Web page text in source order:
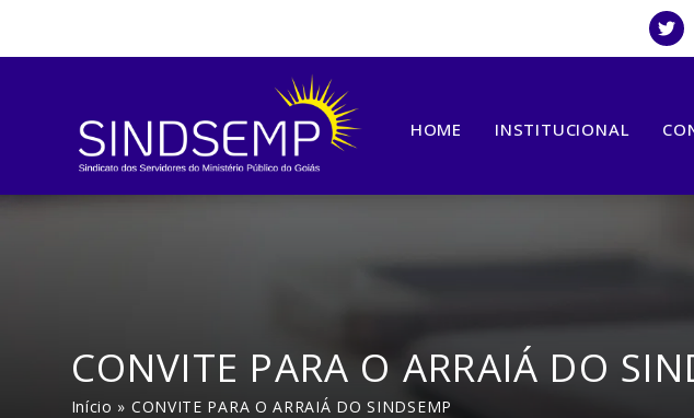
HOME INSTITUCIONAL
CONVITE PARA O ARRAIÁ DO
Início » CONVITE PARA O ARRAIÁ DO SINDSEMP